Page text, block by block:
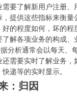
要了解新用户注册、
提供这些指标来衡量
的程度如何，坏的
解各项业务的构成
分析通常会以每天、
需要实时了解业务，
递等的实时显示。
：归因